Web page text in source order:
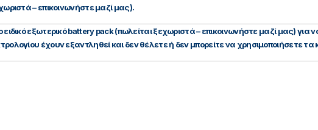
– επικοινωνήστε μαζί μας).
εξωτερικό battery pack (πωλείται ξεχωριστά – επικοινωνήστε μαζί μας) για
έχουν εξαντληθεί και δεν θέλετε ή δεν μπορείτε να χρησιμοποιήσετε